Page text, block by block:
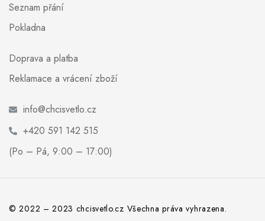
Seznam přání
Pokladna
Doprava a platba
Reklamace a vrácení zboží
info@chcisvetlo.cz
+420 591 142 515
(Po – Pá, 9:00 – 17:00)
© 2022 – 2023 chcisvetlo.cz Všechna práva vyhrazena.